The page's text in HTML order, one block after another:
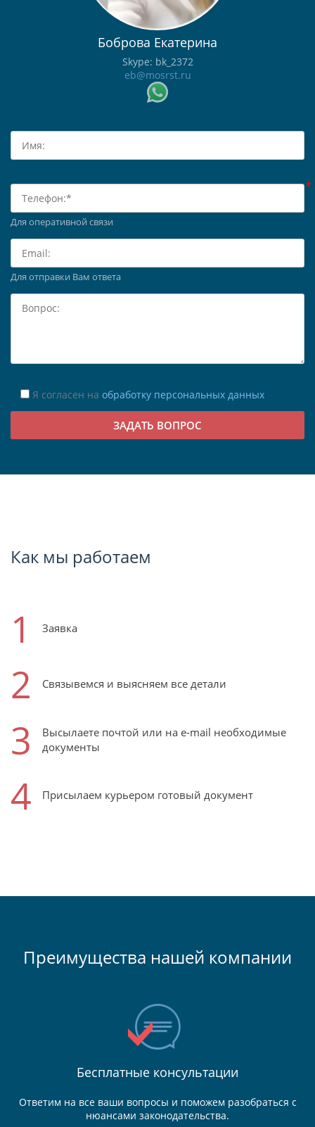
Боброва Екатерина
Skype: bk_2372
eb@mosrst.ru
Для оперативной связи
Для отправки Вам ответа
Я согласен на обработку персональных данных
Как мы работаем
1 Заявка
2 Связывемся и выясняем все детали
3
Высылаете почтой или на e-mail необходимые
документы
4 Присылаем курьером готовый документ
Преимущества нашей компании
Бесплатные консультации
Ответим на все ваши вопросы и поможем разобраться с
нюансами законодательства.